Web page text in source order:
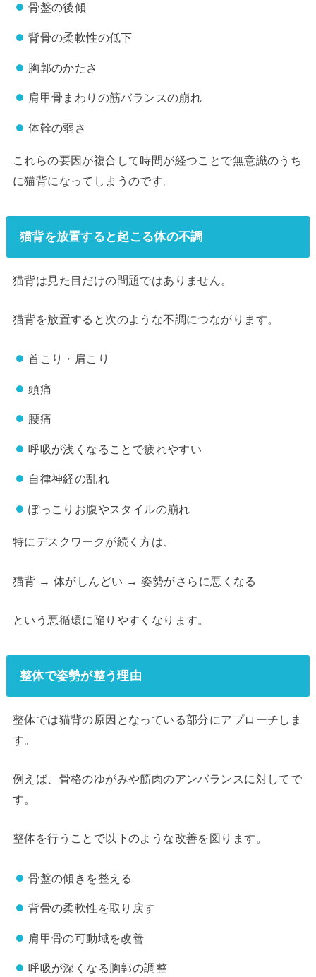
骨盤の後傾
背骨の柔軟性の低下
胸郭のかたさ
肩甲骨まわりの筋バランスの崩れ
体幹の弱さ
これらの要因が複合して時間が経つことで無意識のうち
に猫背になってしまうのです。
猫背を放置すると起こる体の不調
猫背は見た目だけの問題ではありません。
猫背を放置すると次のような不調につながります。
首こり・肩こり
頭痛
腰痛
呼吸が浅くなることで疲れやすい
自律神経の乱れ
ぽっこりお腹やスタイルの崩れ
特にデスクワークが続く方は、
猫背 → 体がしんどい → 姿勢がさらに悪くなる
という悪循環に陥りやすくなります。
整体で姿勢が整う理由
整体では猫背の原因となっている部分にアプローチしま
す。
例えば、骨格のゆがみや筋肉のアンバランスに対してで
す。
整体を行うことで以下のような改善を図ります。
骨盤の傾きを整える
背骨の柔軟性を取り戻す
肩甲骨の可動域を改善
呼吸が深くなる胸郭の調整